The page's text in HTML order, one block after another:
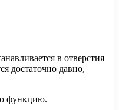
в отверстия
достаточно давно,
функцию.